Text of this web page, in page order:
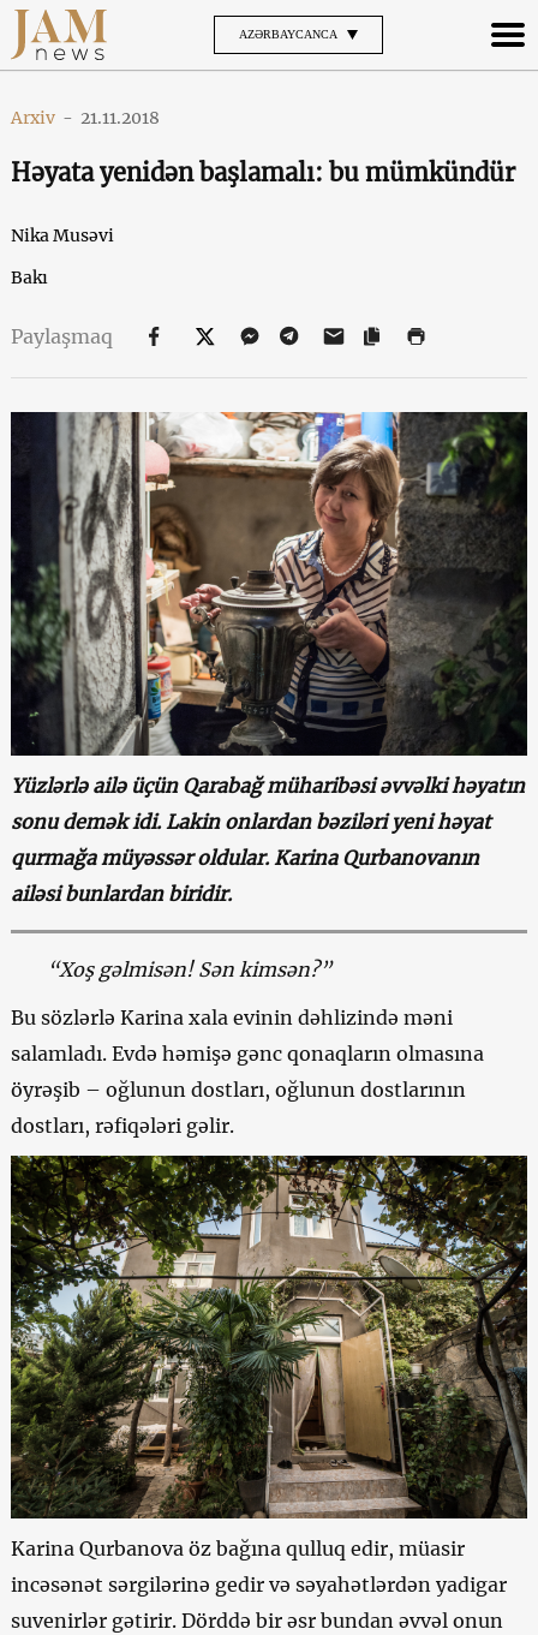
AZƏRBAYCANCA
Arxiv - 21.11.2018
Həyata yenidən başlamalı: bu mümkündür
Nika Musəvi
Bakı
Paylaşmaq
Yüzlərlə ailə üçün Qarabağ müharibəsi əvvəlki həyatın
sonu demək idi. Lakin onlardan bəziləri yeni həyat
qurmağa müyəssər oldular. Karina Qurbanovanın
ailəsi bunlardan biridir.
“Xoş gəlmisən! Sən kimsən?”
Bu sözlərlə Karina xala evinin dəhlizində məni
salamladı. Evdə həmişə gənc qonaqların olmasına
öyrəşib – oğlunun dostları, oğlunun dostlarının
dostları, rəfiqələri gəlir.
Karina Qurbanova öz bağına qulluq edir, müasir
incəsənət sərgilərinə gedir və səyahətlərdən yadigar
suvenirlər gətirir. Dörddə bir əsr bundan əvvəl onun